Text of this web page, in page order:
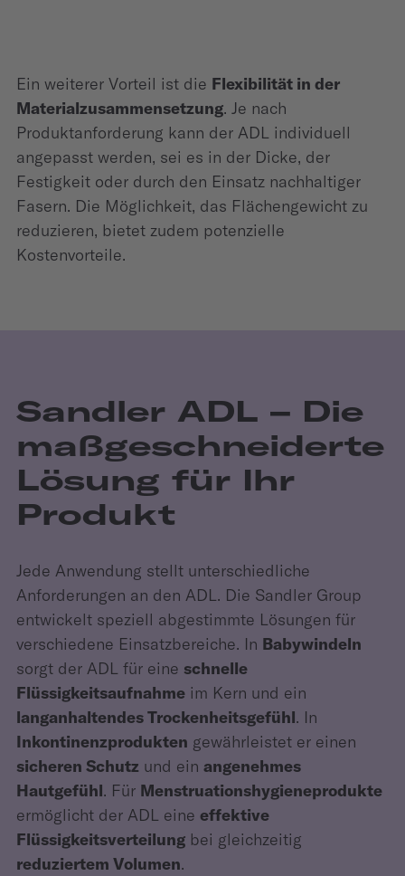
Ein weiterer Vorteil ist die Flexibilität in der
Materialzusammensetzung. Je nach
Produktanforderung kann der ADL individuell
angepasst werden, sei es in der Dicke, der
Festigkeit oder durch den Einsatz nachhaltiger
Fasern. Die Möglichkeit, das Flächengewicht zu
reduzieren, bietet zudem potenzielle
Kostenvorteile.
Sandler ADL – Die
maßge­schneiderte
Lösung für Ihr
Produkt
Jede Anwendung stellt unterschiedliche
Anforderungen an den ADL. Die Sandler Group
entwickelt speziell abgestimmte Lösungen für
verschiedene Einsatzbereiche. In Babywindeln
sorgt der ADL für eine schnelle
Flüssigkeitsaufnahme im Kern und ein
langanhaltendes Trockenheitsgefühl. In
Inkontinenzprodukten gewährleistet er einen
sicheren Schutz und ein angenehmes
Hautgefühl. Für Menstruationshygieneprodukte
ermöglicht der ADL eine effektive
Flüssigkeitsverteilung bei gleichzeitig
reduziertem Volumen.